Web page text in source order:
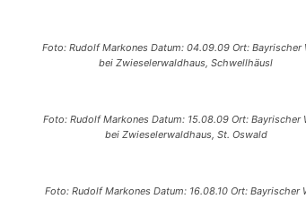
Foto: Rudolf Markones Datum: 04.09.09 Ort: Bayrischer
bei Zwieselerwaldhaus, Schwellhäusl
Foto: Rudolf Markones Datum: 15.08.09 Ort: Bayrischer
bei Zwieselerwaldhaus, St. Oswald
Foto: Rudolf Markones Datum: 16.08.10 Ort: Bayrischer